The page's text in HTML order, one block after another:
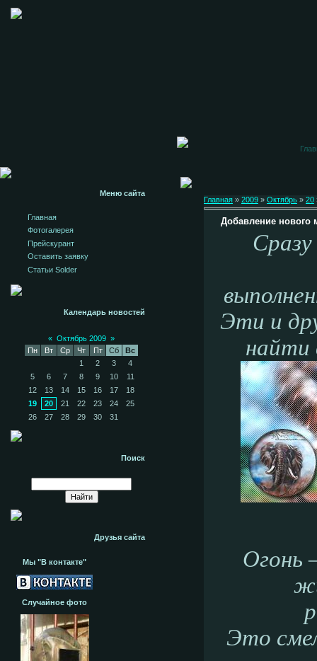
Меню сайта
Главная
Фотогалерея
Прейскурант
Оставить заявку
Статьи Solder
Календарь новостей
« Октябрь 2009 »
Пн
Вт Ср Чт Пт Сб
Вс
1
2 3
4
5
6 7 8 9 10
11
12
13 14 15 16 17
18
19
20 21 22 23 24
25
26
27 28 29 30 31
Поиск
Друзья сайта
Мы "В контакте"
Случайное фото
Главная » 2009 » Октябрь » 20
Добавление нового
Эти и
найти
Огонь
Это